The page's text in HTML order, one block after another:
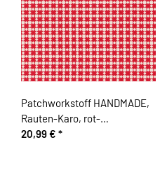
Patchworkstoff HANDMADE,
Rauten-Karo, rot-
gebrochenes weiß, Moda
20,99 € *